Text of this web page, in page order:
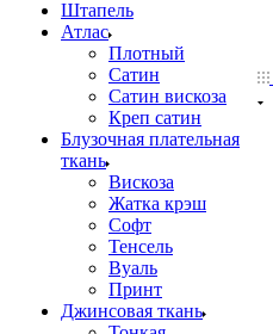
Штапель
Атлас
Плотный
Сатин
Сатин вискоза
Креп сатин
Блузочная плательная
ткань
Вискоза
Жатка крэш
Софт
Тенсель
Вуаль
Принт
Джинсовая ткань